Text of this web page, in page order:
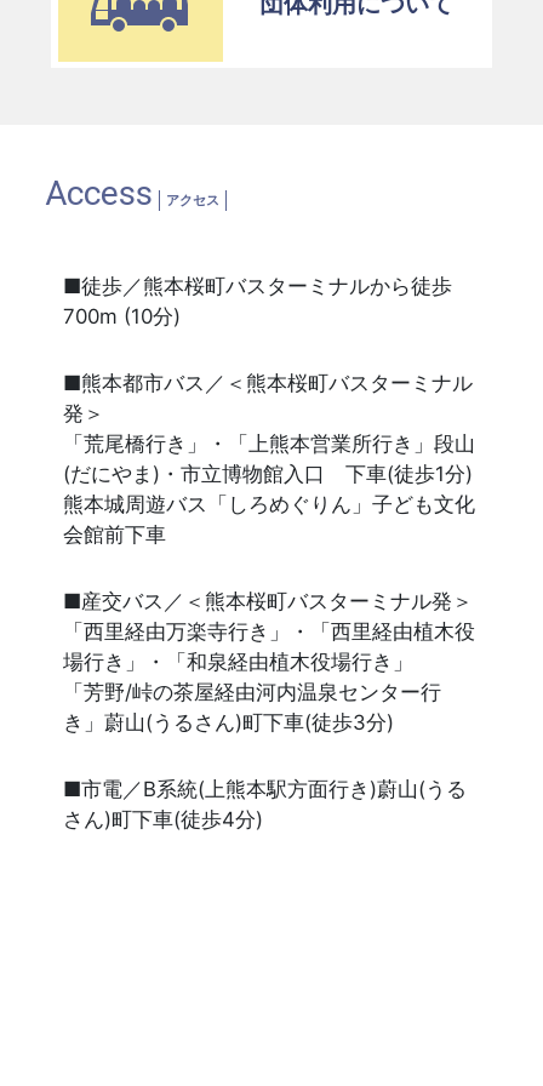
Access アクセス
■徒歩／熊本桜町バスターミナルから徒歩
700m (10分)
■熊本都市バス／＜熊本桜町バスターミナル
発＞
「荒尾橋行き」・「上熊本営業所行き」段山
(だにやま)・市立博物館入口 下車(徒歩1分)
熊本城周遊バス「しろめぐりん」子ども文化
会館前下車
■産交バス／＜熊本桜町バスターミナル発＞
「西里経由万楽寺行き」・「西里経由植木役
場行き」・「和泉経由植木役場行き」
「芳野/峠の茶屋経由河内温泉センター行
き」蔚山(うるさん)町下車(徒歩3分)
■市電／B系統(上熊本駅方面行き)蔚山(うる
さん)町下車(徒歩4分)